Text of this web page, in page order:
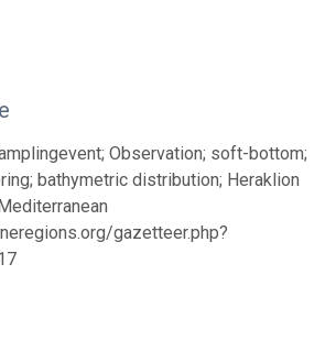
Observation; soft-bottom;
bathymetric distribution; Heraklion
gazetteer.php?